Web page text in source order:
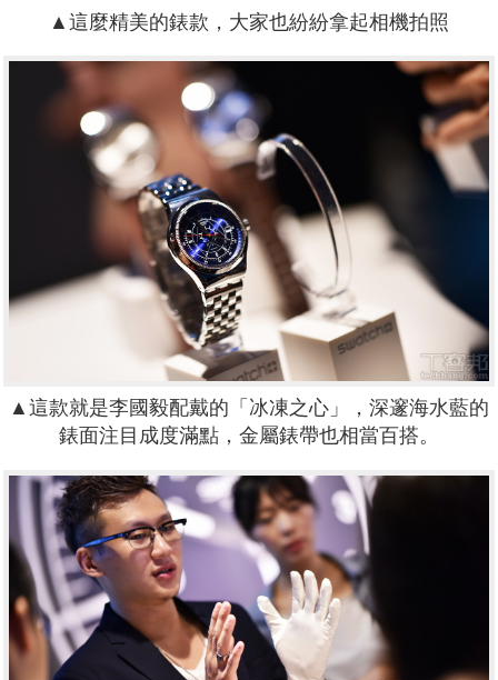
▲ 這麼精美的錶款，大家也紛紛拿起相機拍照
▲這款就是李國毅配戴的「冰凍之心」，深邃海水藍的
錶面注目成度滿點，金屬錶帶也相當百搭。